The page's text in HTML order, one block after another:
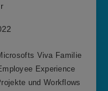
Viva Familie
Experience
und Workflows